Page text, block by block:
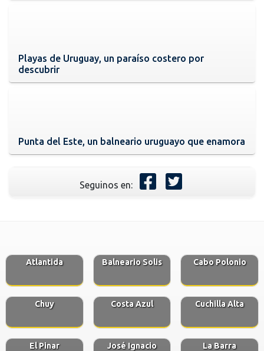
Playas de Uruguay, un paraíso costero por
descubrir
Punta del Este, un balneario uruguayo que enamora
Seguinos en:
Atlantida Balneario Solis Cabo Polonio
Chuy Costa Azul Cuchilla Alta
El Pinar José Ignacio La Barra